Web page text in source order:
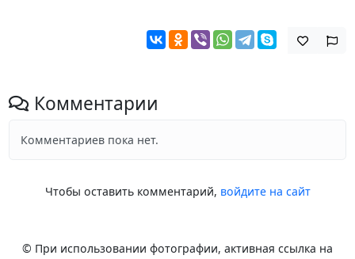
Комментарии
Комментариев пока нет.
Чтобы оставить комментарий, войдите на сайт
© При использовании фотографии, активная ссылка на